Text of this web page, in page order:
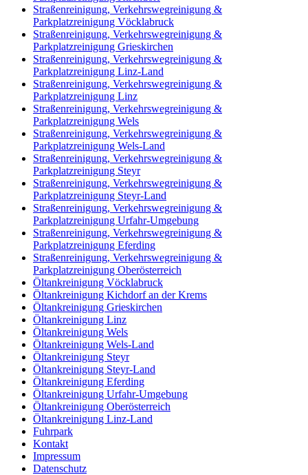
Straßenreinigung, Verkehrswegreinigung &
Parkplatzreinigung Vöcklabruck
Straßenreinigung, Verkehrswegreinigung &
Parkplatzreinigung Grieskirchen
Straßenreinigung, Verkehrswegreinigung &
Parkplatzreinigung Linz-Land
Straßenreinigung, Verkehrswegreinigung &
Parkplatzreinigung Linz
Straßenreinigung, Verkehrswegreinigung &
Parkplatzreinigung Wels
Straßenreinigung, Verkehrswegreinigung &
Parkplatzreinigung Wels-Land
Straßenreinigung, Verkehrswegreinigung &
Parkplatzreinigung Steyr
Straßenreinigung, Verkehrswegreinigung &
Parkplatzreinigung Steyr-Land
Straßenreinigung, Verkehrswegreinigung &
Parkplatzreinigung Urfahr-Umgebung
Straßenreinigung, Verkehrswegreinigung &
Parkplatzreinigung Eferding
Straßenreinigung, Verkehrswegreinigung &
Parkplatzreinigung Oberösterreich
Öltankreinigung Vöcklabruck
Öltankreinigung Kichdorf an der Krems
Öltankreinigung Grieskirchen
Öltankreinigung Linz
Öltankreinigung Wels
Öltankreinigung Wels-Land
Öltankreinigung Steyr
Öltankreinigung Steyr-Land
Öltankreinigung Eferding
Öltankreinigung Urfahr-Umgebung
Öltankreinigung Oberösterreich
Öltankreinigung Linz-Land
Fuhrpark
Kontakt
Impressum
Datenschutz